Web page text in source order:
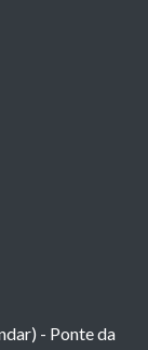
- Ponte da